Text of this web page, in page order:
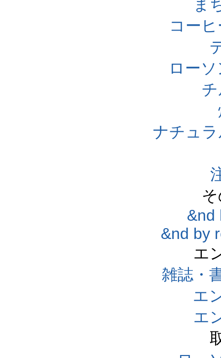
ま
コー
ロー
ナチュ
&nd
&nd by
エ
雑誌・
エ
エ